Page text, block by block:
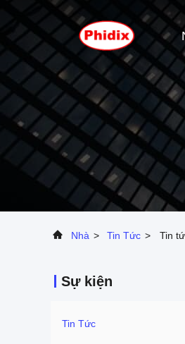
Nhà > Tin Tức > Tin
Sự kiện
Tin Tức